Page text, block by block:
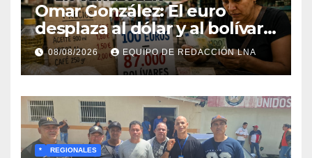
Omar González: El euro
desplaza al dólar y al bolívar
en medio del caos
económico
08/08/2026 EQUIPO DE REDACCIÓN LNA
* REGIONALES